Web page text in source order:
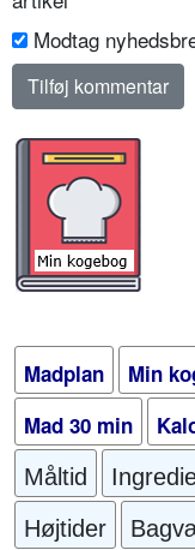
Modtag
Madplan Min
Mad 30 min
Måltid
Højtider